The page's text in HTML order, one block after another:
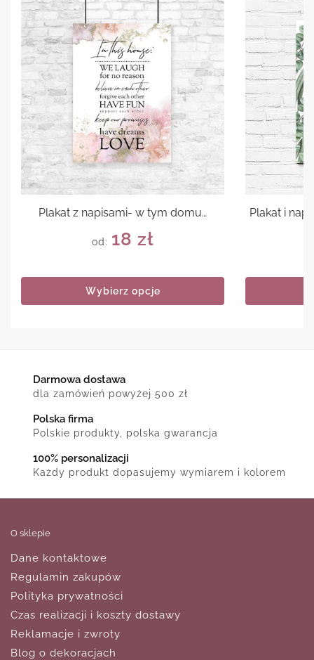
Plakat z napisami- w tym domu…
od: 18 zł
Wybierz opcje
Plakat i
Darmowa dostawa
dla zamówień powyżej 500 zł
Polska firma
Polskie produkty, polska gwarancja
100% personalizacji
Każdy produkt dopasujemy wymiarem i kolorem
O sklepie
Dane kontaktowe
Regulamin zakupów
Polityka prywatności
Czas realizacji i koszty dostawy
Reklamacje i zwroty
Blog o dekoracjach